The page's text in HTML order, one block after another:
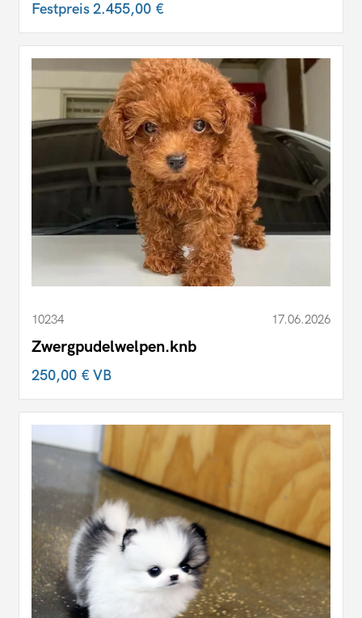
Festpreis2.455,00 €
10234 17.06.2026
Zwergpudelwelpen.knb
250,00 €VB